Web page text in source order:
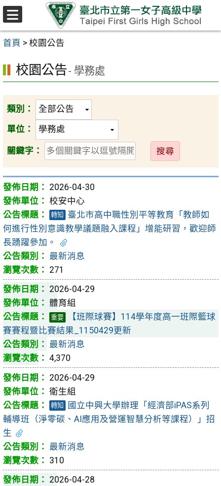
跳至主要內容區
首頁 > 校園公告
校園公告- 學務處
類別：
單位：
關鍵字：
送
出
2026-04-30
校安中心
轉知
臺北市高中職性別平等教育「教師如
何進行性別意識教學議題融入課程」增能研習，歡迎師
長踴躍參加。
最新消息
271
2026-04-29
體育組
重要
【班際球賽】114學年度高一班際籃球
賽賽程暨比賽結果_1150429更新
最新消息
4,370
2026-04-29
衛生組
轉知
國立中興大學辦理「經濟部iPAS系列
輔導班（淨零碳、AI應用及營運智慧分析等課程）」招
生
最新消息
310
2026-04-28
選
單